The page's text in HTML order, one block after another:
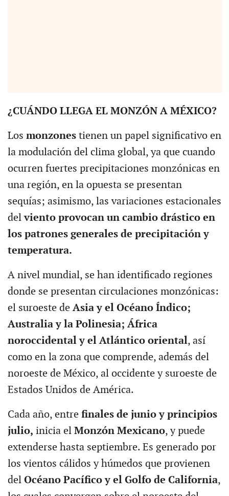
¿CUÁNDO LLEGA EL MONZÓN A MÉXICO?
Los monzones tienen un papel significativo en
la modulación del clima global, ya que cuando
ocurren fuertes precipitaciones monzónicas en
una región, en la opuesta se presentan
sequías; asimismo, las variaciones estacionales
delviento provocan un cambio drástico en
los patrones generales de precipitación y
temperatura.
A nivel mundial, se han identificado regiones
donde se presentan circulaciones monzónicas:
el suroeste de Asia y el Océano Índico;
Australia y la Polinesia; África
noroccidental y el Atlántico oriental, así
como en la zona que comprende, además del
noroeste de México, al occidente y suroeste de
Estados Unidos de América.
Cada año, entrefinales de junio y principios
julio, inicia el Monzón Mexicano, y puede
extenderse hasta septiembre. Es generado por
los vientos cálidos y húmedos que provienen
del Océano Pacífico y el Golfo de California,